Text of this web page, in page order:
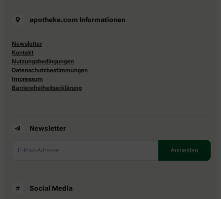
apotheke.com Informationen
Newsletter
Kontakt
Nutzungsbedingungen
Datenschutzbestimmungen
Impressum
Barrierefreiheitserklärung
Newsletter
Social Media